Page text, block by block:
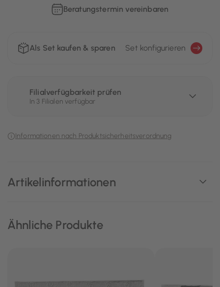
Artikelinformationen
Beratungstermin vereinbaren
Als Set kaufen & sparen Set konfigurieren
Filialverfügbarkeit prüfen
In 3 Filialen verfügbar
Informationen nach Produktsicherheitsverordnung